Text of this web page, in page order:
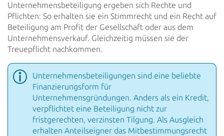
Unternehmensbeteiligung ergeben sich Rechte und
Pflichten: So erhalten sie ein Stimmrecht und ein Recht auf
Beteiligung am Profit der Gesellschaft oder aus dem
Unternehmensverkauf. Gleichzeitig müssen sie der
Treuepflicht nachkommen.
Unternehmensbeteiligungen sind eine beliebte
Finanzierungsform für
Unternehmensgründungen. Anders als ein Kredit,
verpflichtet eine Beteiligung nicht zur
fristgerechten, verzinsten Tilgung. Als Ausgleich
erhalten Anteilseigner das Mitbestimmungsrecht